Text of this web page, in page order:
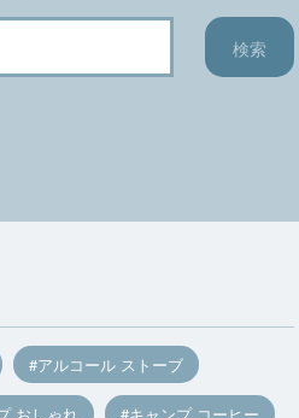
アルコール ストーブ